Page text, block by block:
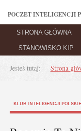
POCZET INTELIGENCJI
STRONA GŁÓWNA
STANOWISKO KIP
Jesteś tutaj: Strona
KLUB INTELIGENCJI